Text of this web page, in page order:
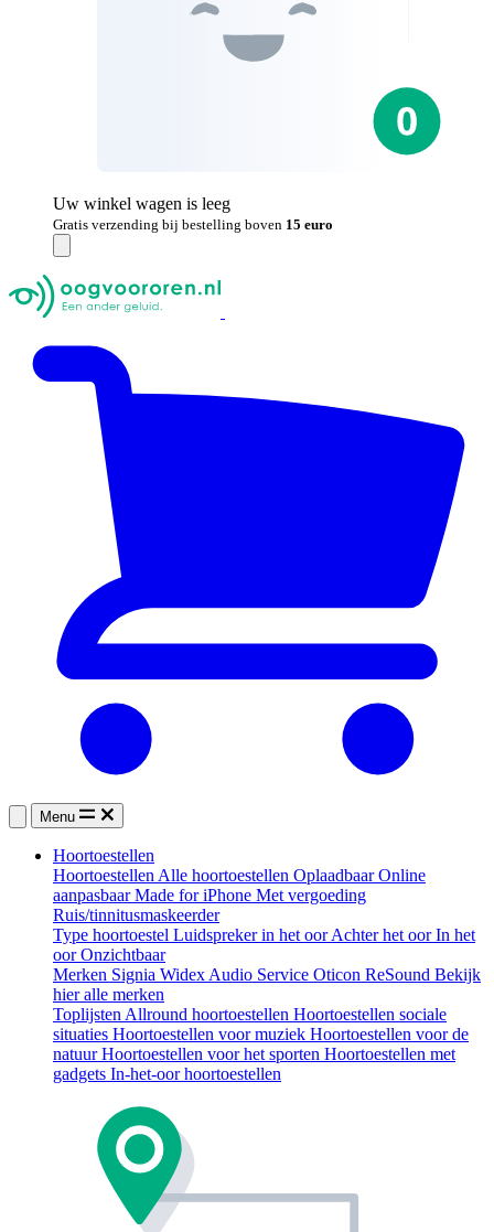
Uw winkel wagen is leeg
Gratis verzending bij bestelling boven 15 euro
Menu
Hoortoestellen
HoortoestellenAlle hoortoestellen OplaadbaarOnline
aanpasbaarMade for iPhone Met vergoeding
Ruis/tinnitusmaskeerder
Type hoortoestel Luidspreker in het oorAchter het oorIn het
oorOnzichtbaar
Merken Signia WidexAudio Service Oticon ReSound Bekijk
hier alle merken
ToplijstenAllround hoortoestellen Hoortoestellen sociale
situaties Hoortoestellen voor muziek Hoortoestellen voor de
natuurHoortoestellen voor het sporten Hoortoestellen met
gadgets In-het-oor hoortoestellen